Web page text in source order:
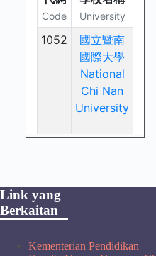
Link yang
Berkaitan
Kementerian Pendidikan